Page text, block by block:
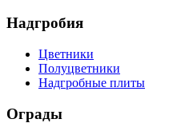
Надгробия
Цветники
Полуцветники
Надгробные плиты
Ограды